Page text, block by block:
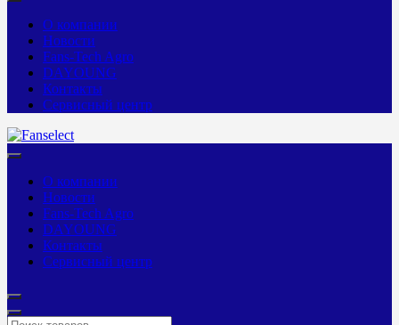
О компании
Новости
Fans-Tech Agro
DAYOUNG
Контакты
Сервисный центр
О компании
Новости
Fans-Tech Agro
DAYOUNG
Контакты
Сервисный центр